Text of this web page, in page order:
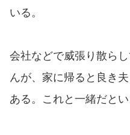
いる。
会社などで威張り散ら
んが、家に帰ると良き
ある。これと一緒だとい